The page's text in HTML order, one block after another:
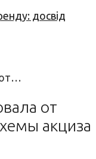
досвід
от…
от
акциза